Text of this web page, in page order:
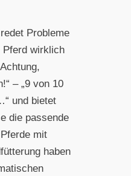
Probleme
Pferd wirklich
– „9 von 10
und bietet
die passende
mit
haben